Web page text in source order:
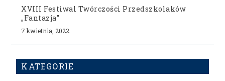
XVIII Festiwal Twórczości Przedszkolaków
„Fantazja”
7 kwietnia, 2022
KATEGORIE